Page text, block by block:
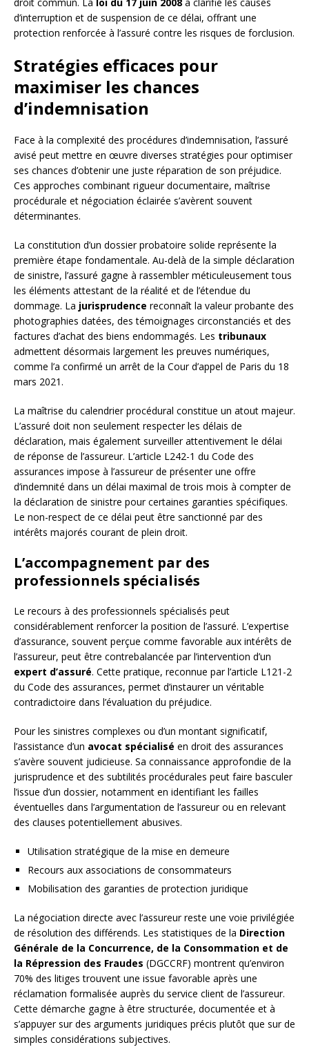
d’interruption et de suspension de ce délai, offrant une
protection renforcée à l’assuré contre les risques de forclusion.
Stratégies efficaces pour
maximiser les chances
d’indemnisation
Face à la complexité des procédures d’indemnisation, l’assuré
avisé peut mettre en œuvre diverses stratégies pour optimiser
ses chances d’obtenir une juste réparation de son préjudice.
Ces approches combinant rigueur documentaire, maîtrise
procédurale et négociation éclairée s’avèrent souvent
déterminantes.
La constitution d’un dossier probatoire solide représente la
première étape fondamentale. Au-delà de la simple déclaration
de sinistre, l’assuré gagne à rassembler méticuleusement tous
les éléments attestant de la réalité et de l’étendue du
dommage. La jurisprudence reconnaît la valeur probante des
photographies datées, des témoignages circonstanciés et des
factures d’achat des biens endommagés. Les tribunaux
admettent désormais largement les preuves numériques,
comme l’a confirmé un arrêt de la Cour d’appel de Paris du 18
mars 2021.
La maîtrise du calendrier procédural constitue un atout majeur.
L’assuré doit non seulement respecter les délais de
déclaration, mais également surveiller attentivement le délai
de réponse de l’assureur. L’article L242-1 du Code des
assurances impose à l’assureur de présenter une offre
d’indemnité dans un délai maximal de trois mois à compter de
la déclaration de sinistre pour certaines garanties spécifiques.
Le non-respect de ce délai peut être sanctionné par des
intérêts majorés courant de plein droit.
L’accompagnement par des
professionnels spécialisés
Le recours à des professionnels spécialisés peut
considérablement renforcer la position de l’assuré. L’expertise
d’assurance, souvent perçue comme favorable aux intérêts de
l’assureur, peut être contrebalancée par l’intervention d’un
expert d’assuré. Cette pratique, reconnue par l’article L121-2
du Code des assurances, permet d’instaurer un véritable
contradictoire dans l’évaluation du préjudice.
Pour les sinistres complexes ou d’un montant significatif,
l’assistance d’un avocat spécialisé en droit des assurances
s’avère souvent judicieuse. Sa connaissance approfondie de la
jurisprudence et des subtilités procédurales peut faire basculer
l’issue d’un dossier, notamment en identifiant les failles
éventuelles dans l’argumentation de l’assureur ou en relevant
des clauses potentiellement abusives.
Utilisation stratégique de la mise en demeure
Recours aux associations de consommateurs
Mobilisation des garanties de protection juridique
La négociation directe avec l’assureur reste une voie privilégiée
de résolution des différends. Les statistiques de la Direction
Générale de la Concurrence, de la Consommation et de
la Répression des Fraudes (DGCCRF) montrent qu’environ
70% des litiges trouvent une issue favorable après une
réclamation formalisée auprès du service client de l’assureur.
Cette démarche gagne à être structurée, documentée et à
s’appuyer sur des arguments juridiques précis plutôt que sur de
simples considérations subjectives.